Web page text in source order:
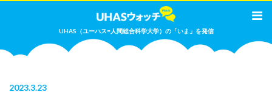
UHAS（ユーハス=人間総合科学大学）の「いま」を発信
2023.3.23